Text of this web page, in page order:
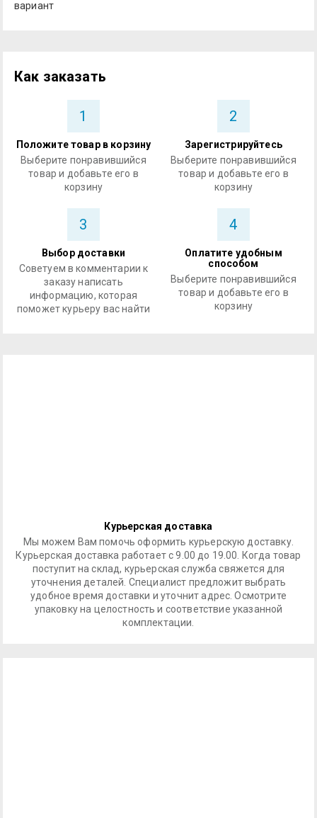
вариант
Как заказать
1
Положите товар в корзину
Выберите понравившийся
товар и добавьте его в
корзину
2
Зарегистрируйтесь
Выберите понравившийся
товар и добавьте его в
корзину
3
Выбор доставки
Советуем в комментарии к
заказу написать
информацию, которая
поможет курьеру вас найти
4
Оплатите удобным
способом
Выберите понравившийся
товар и добавьте его в
корзину
Курьерская доставка
Мы можем Вам помочь оформить курьерскую доставку.
Курьерская доставка работает с 9.00 до 19.00. Когда товар
поступит на склад, курьерская служба свяжется для
уточнения деталей. Специалист предложит выбрать
удобное время доставки и уточнит адрес. Осмотрите
упаковку на целостность и соответствие указанной
комплектации.